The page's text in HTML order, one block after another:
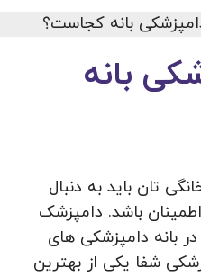
بانه
تان باید به دنبال
باشد. دامپزشک
در بانه دامپزشکی های
شفا یکی از بهترین